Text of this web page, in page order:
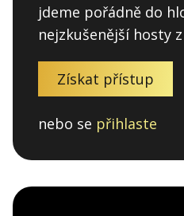
jdeme pořádně do
nejzkušenější hosty
Získat přístup
nebo se přihlaste